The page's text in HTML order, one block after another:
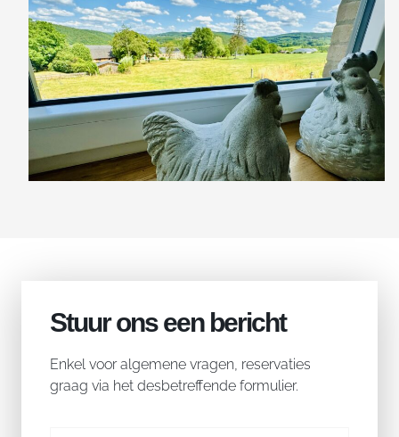
Stuur ons een bericht
Enkel voor algemene vragen, reservaties
graag via het desbetreffende formulier.